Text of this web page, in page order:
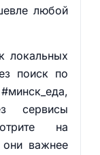
любой
локальных
поиск по
сервисы
на
важнее